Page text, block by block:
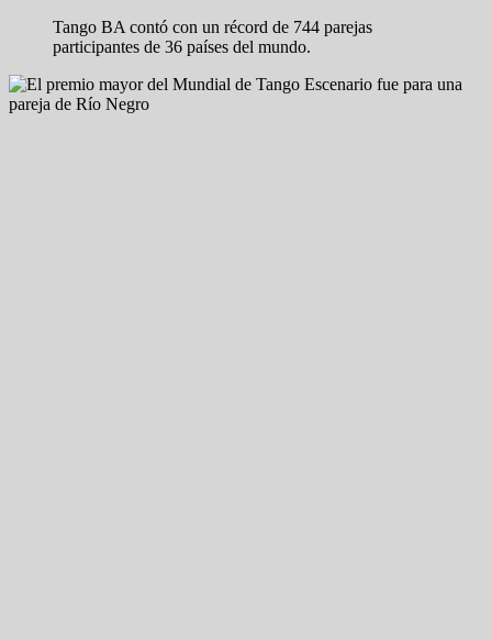
Tango BA contó con un récord de 744 parejas
participantes de 36 países del mundo.